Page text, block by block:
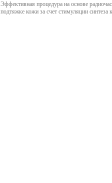
Эффективная процедура на основе
подтяжке кожи за счет стимуляции синтеза